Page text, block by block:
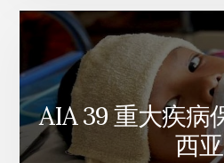
AIA 39 重大疾病
西亚